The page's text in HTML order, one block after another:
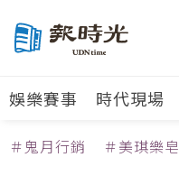
娛樂賽事 時代現場
＃鬼月行銷 ＃美琪樂皂